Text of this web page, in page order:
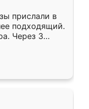
прислали в
подходящий.
Через 3
Остались